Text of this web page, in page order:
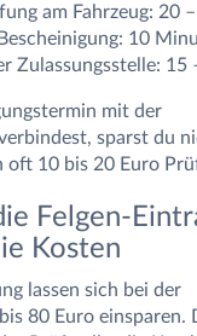
am Fahrzeug: 20
10
Zulassungsstelle: 15
mit der
sparst du
oft 10 bis 20 Euro
Felgen-
Kosten
lassen sich bei der
80 Euro einsparen.